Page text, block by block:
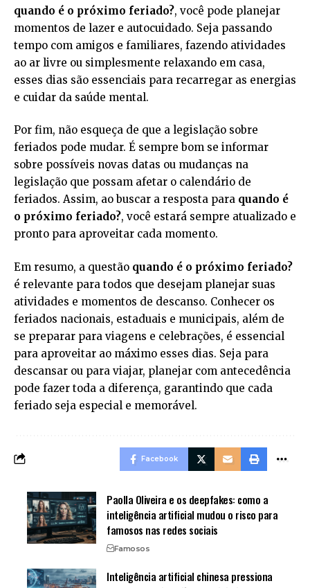
quando é o próximo feriado?, você pode planejar
momentos de lazer e autocuidado. Seja passando
tempo com amigos e familiares, fazendo atividades
ao ar livre ou simplesmente relaxando em casa,
esses dias são essenciais para recarregar as energias
e cuidar da saúde mental.
Por fim, não esqueça de que a legislação sobre
feriados pode mudar. É sempre bom se informar
sobre possíveis novas datas ou mudanças na
legislação que possam afetar o calendário de
feriados. Assim, ao buscar a resposta para quando é
o próximo feriado?, você estará sempre atualizado e
pronto para aproveitar cada momento.
Em resumo, a questão quando é o próximo feriado?
é relevante para todos que desejam planejar suas
atividades e momentos de descanso. Conhecer os
feriados nacionais, estaduais e municipais, além de
se preparar para viagens e celebrações, é essencial
para aproveitar ao máximo esses dias. Seja para
descansar ou para viajar, planejar com antecedência
pode fazer toda a diferença, garantindo que cada
feriado seja especial e memorável.
Facebook
Paolla Oliveira e os deepfakes: como a
inteligência artificial mudou o risco para
famosos nas redes sociais
Famosos
Inteligência artificial chinesa pressiona